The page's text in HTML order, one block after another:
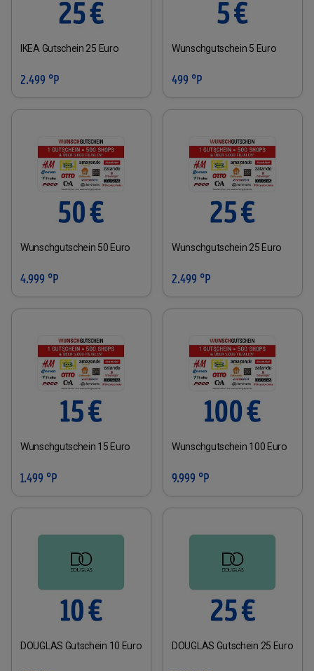
IKEA Gutschein 25 Euro
2.499 °P
Wunschgutschein 5 Euro
499 °P
Wunschgutschein 50 Euro
4.999 °P
Wunschgutschein 25 Euro
2.499 °P
Wunschgutschein 15 Euro
1.499 °P
Wunschgutschein 100 Euro
9.999 °P
DOUGLAS Gutschein 10 Euro DOUGLAS Gutschein 25 Euro